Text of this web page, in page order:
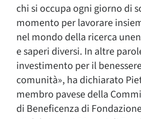
chi si occupa ogni giorno di
momento per lavorare
nel mondo della ricerca
e saperi diversi. In altre
investimento per il
comunità», ha dichiarato
membro pavese della
di Beneficenza di